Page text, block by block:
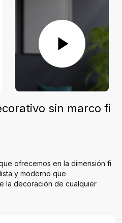
sin marco fi
ofrecemos en la dimensión fi
y moderno que
la decoración de cualquier